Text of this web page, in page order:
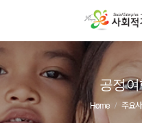
공정여
Home 주요